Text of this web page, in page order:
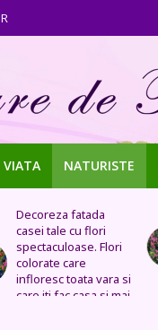
VIATA NATURISTE
Tufe de trandafiri
extraordinare,
pozitionate in arcade
sau straturi
fantastice